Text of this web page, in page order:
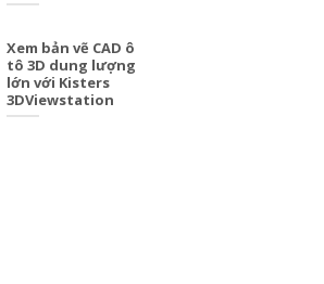
Xem bản vẽ CAD ô
tô 3D dung lượng
lớn với Kisters
3DViewstation